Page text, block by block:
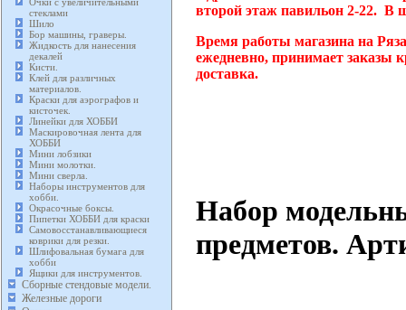
стеклами
Шило
Бор машины, граверы.
Жидкость для нанесения
декалей
Кисти.
Клей для различных
материалов.
Краски для аэрографов и
кисточек.
Линейки для ХОББИ
Маскировочная лента для
ХОББИ
Мини лобзики
Мини молотки.
Мини сверла.
Наборы инструментов для
хобби.
Окрасочные боксы.
Пипетки ХОББИ для краски
Самовосстанавливающиеся
коврики для резки.
Шлифовальная бумага для
хобби
Ящики для инструментов.
Сборные стендовые модели.
Железные дороги
второй этаж павильон 2-22. В
Время работы магазина на
ежедневно, принимает заказы
доставка.
Набор
предметов.